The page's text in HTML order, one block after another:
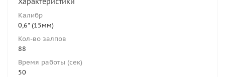
Калибр
0,6" (15мм)
Кол-во залпов
88
Время работы (сек)
50